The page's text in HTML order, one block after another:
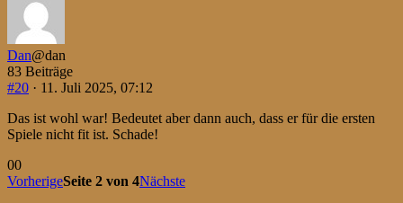
Daumen
nach
unten.
Daumen
nach
oben.
Dan@dan
83 Beiträge
#20 · 11. Juli 2025, 07:12
Das ist wohl war! Bedeutet aber dann auch, dass er für die ersten
Spiele nicht fit ist. Schade!
Anklicken
für
0Anklicken
für
0
VorherigeSeite 2 von 4Nächste